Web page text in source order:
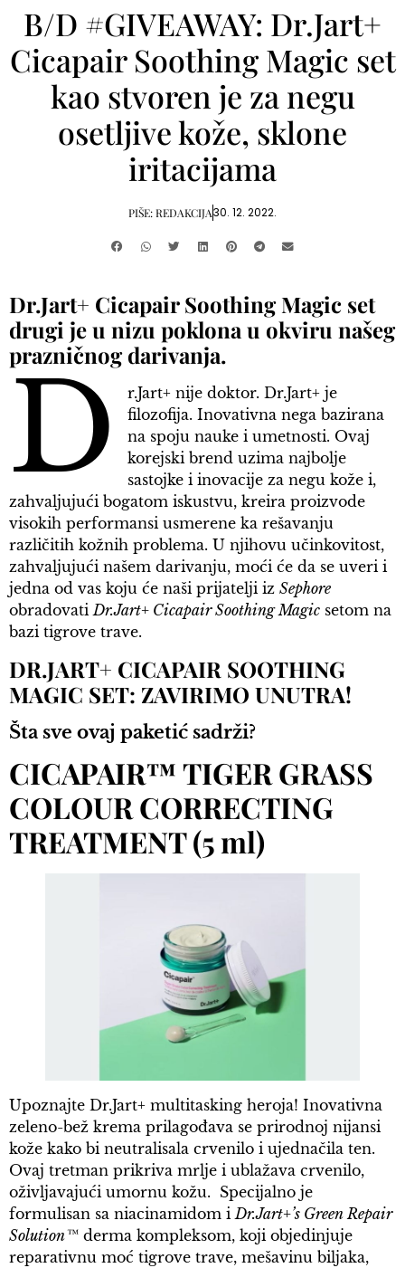
B/D #GIVEAWAY: Dr.Jart+
Cicapair Soothing Magic set
kao stvoren je za negu
osetljive kože, sklone
iritacijama
PIŠE:REDAKCIJA30. 12. 2022.
Dr.Jart+ Cicapair Soothing Magic set
drugi je u nizu poklona u okviru našeg
prazničnog darivanja.
D
r.Jart+ nije doktor. Dr.Jart+ je
filozofija. Inovativna nega bazirana
na spoju nauke i umetnosti. Ovaj
korejski brend uzima najbolje
sastojke i inovacije za negu kože i,
zahvaljujući bogatom iskustvu, kreira proizvode
visokih performansi usmerene ka rešavanju
različitih kožnih problema. U njihovu učinkovitost,
zahvaljujući našem darivanju, moći će da se uveri i
jedna od vas koju će naši prijatelji iz Sephore
obradovatiDr.Jart+ Cicapair Soothing Magic setom na
bazi tigrove trave.
DR.JART+ CICAPAIR SOOTHING
MAGIC SET: ZAVIRIMO UNUTRA!
Šta sve ovaj paketić sadrži?
CICAPAIR™ TIGER GRASS
COLOUR CORRECTING
TREATMENT (5 ml)
Upoznajte Dr.Jart+ multitasking heroja! Inovativna
zeleno-bež krema prilagođava se prirodnoj nijansi
kože kako bi neutralisala crvenilo i ujednačila ten.
Ovaj tretman prikriva mrlje i ublažava crvenilo,
oživljavajući umornu kožu. Specijalno je
formulisan sa niacinamidom iDr.Jart+’s Green Repair
Solution™ derma kompleksom, koji objedinjuje
reparativnu moć tigrove trave, mešavinu biljaka,